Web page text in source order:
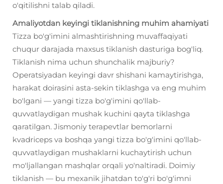
o'qitilishni talab qiladi.
Amaliyotdan keyingi tiklanishning muhim ahamiyati
Tizza bo'g'imini almashtirishning muvaffaqiyati
chuqur darajada maxsus tiklanish dasturiga bog'liq.
Tiklanish nima uchun shunchalik majburiy?
Operatsiyadan keyingi davr shishani kamaytirishga,
harakat doirasini asta-sekin tiklashga va eng muhim
bo'lgani — yangi tizza bo'g'imini qo'llab-
quvvatlaydigan mushak kuchini qayta tiklashga
qaratilgan. Jismoniy terapevtlar bemorlarni
kvadriceps va boshqa yangi tizza bo'g'imini qo'llab-
quvvatlaydigan mushaklarni kuchaytirish uchun
mo'ljallangan mashqlar orqali yo'naltiradi. Doimiy
tiklanish — bu mexanik jihatdan to'g'ri bo'g'imni